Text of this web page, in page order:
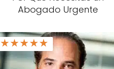
Abogado Urgente
★★★★★